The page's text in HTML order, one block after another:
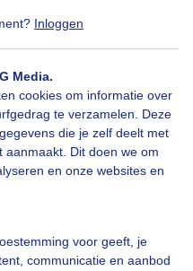
Inloggen
Media.
cookies om informatie over
te verzamelen. Deze
die je zelf deelt met
aanmaakt. Dit doen we om
en onze websites en
voor geeft, je
communicatie en aanbod